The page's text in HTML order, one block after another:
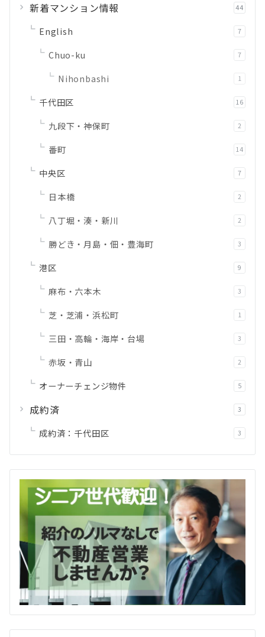
新着マンション情報 44
English 7
Chuo-ku 7
Nihonbashi 1
千代田区 16
九段下・神保町 2
番町 14
中央区 7
日本橋 2
八丁堀・湊・新川 2
勝どき・月島・佃・豊海町 3
港区 9
麻布・六本木 3
芝・芝浦・浜松町 1
三田・高輪・海岸・台場 3
赤坂・青山 2
オーナーチェンジ物件 5
成約済 3
成約済：千代田区 3